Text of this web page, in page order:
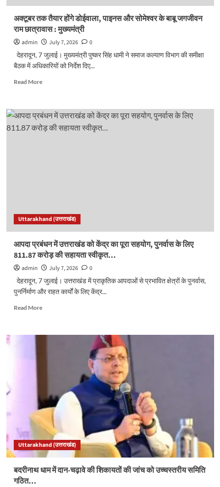
निर्देश…
अक्टूबर तक तैयार होंगे डोईवाला, पाइनस और सोमेश्वर के बाबू जगजीवन
राम छात्रावास : मुख्यमंत्री
admin July 7, 2026
0
देहरादून, 7 जुलाई। मुख्यमंत्री पुष्कर सिंह धामी ने समाज कल्याण विभाग की समीक्षा
बैठक में अधिकारियों को निर्देश दिए...
Read MoreRead
अक्टूबर
तक
तैयार
छात्रावास
मुख्यमंत्री
Uttarakhand (उत्तराखंड)
आपदा प्रबंधन में उत्तराखंड को केंद्र का पूरा सहयोग, पुनर्वास के लिए
811.87 करोड़ की सहायता स्वीकृत…
admin July 7, 2026
0
देहरादून, 7 जुलाई। उत्तराखंड में प्राकृतिक आपदाओं से प्रभावित क्षेत्रों के पुनर्वास,
पुनर्निर्माण और राहत कार्यों के लिए केंद्र...
Read MoreRead
आपदा
पूरा
सहयोग,
पुनर्वास
के
लिए
811.87
करोड़
सहायता
Uttarakhand (उत्तराखंड)
बदरीनाथ धाम में दान-चढ़ावे की शिकायतों की जांच को उच्चस्तरीय समिति
गठित…